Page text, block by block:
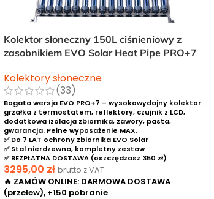
Kolektor słoneczny 150L ciśnieniowy z
zasobnikiem EVO Solar Heat Pipe PRO+7
Kolektory słoneczne
(33)
Bogata wersja EVO PRO+7 – wysokowydajny kolektor:
grzałka z termostatem, reflektory, czujnik z LCD,
dodatkowa izolacja zbiornika, zawory, pasta,
gwarancja. Pełne wyposażenie MAX.
✅ Do 7 LAT ochrony zbiornika EVO Solar
✅ Stal nierdzewna, kompletny zestaw
✅ BEZPŁATNA DOSTAWA (oszczędzasz 350 zł)
3295,00 zł brutto z VAT
🔥 ZAMÓW ONLINE: DARMOWA DOSTAWA
(przelew), +150 pobranie